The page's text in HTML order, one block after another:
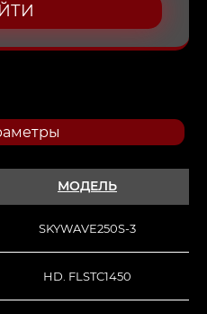
МОДЕЛЬ
SKYWAVE250S-3
HD. FLSTC1450